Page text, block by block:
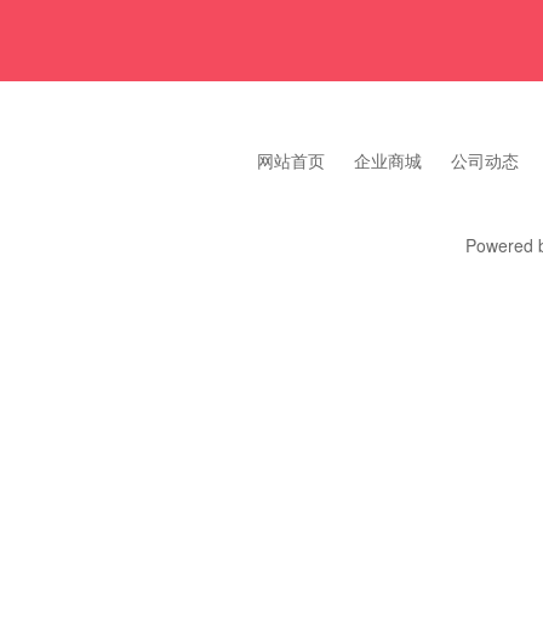
网站首页 企业商城 公司动态
Powered